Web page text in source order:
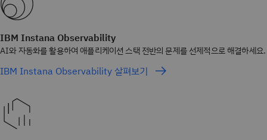
IBM Instana Observability
AI와 자동화를 활용하여 애플리케이션 스택 전반의 문제를 선제적으로 해결하세요.
IBM Instana Observability 살펴보기